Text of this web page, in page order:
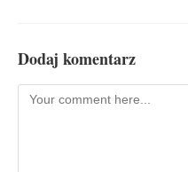
Dodaj komentarz